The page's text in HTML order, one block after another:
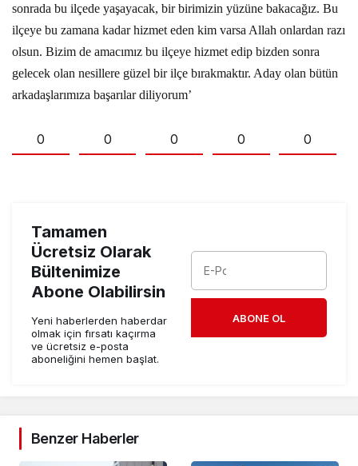
sonrada bu ilçede yaşayacak, bir birimizin yüzüne bakacağız. Bu
ilçeye bu zamana kadar hizmet eden kim varsa Allah onlardan razı
olsun. Bizim de amacımız bu ilçeye hizmet edip bizden sonra
gelecek olan nesillere güzel bir ilçe bırakmaktır. Aday olan bütün
arkadaşlarımıza başarılar diliyorum’
0 0 0 0 0
Tamamen
Ücretsiz Olarak
Bültenimize
Abone Olabilirsin
Yeni haberlerden haberdar
olmak için fırsatı kaçırma
ve ücretsiz e-posta
aboneliğini hemen başlat.
ABONE OL
Benzer Haberler